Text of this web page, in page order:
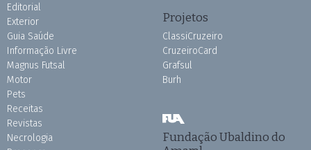
Editorial
Exterior
Guia Saúde
Informação Livre
Magnus Futsal
Motor
Pets
Receitas
Revistas
Necrologia
Projetos
ClassiCruzeiro
CruzeiroCard
Grafsul
Burh
Fundação Ubaldino do